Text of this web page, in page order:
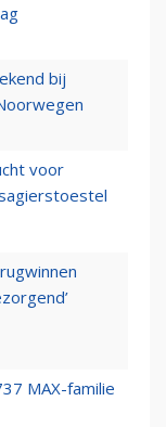
bij
voor
MAX-familie